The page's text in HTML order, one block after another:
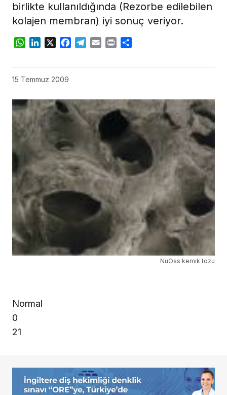
birlikte kullanıldığında (Rezorbe edilebilen
kolajen membran) iyi sonuç veriyor.
WhatsApp
LinkedIn
X Facebook
Telegram
Email Print
15 Temmuz 2009
NuOss kemik tozu
Normal
0
21